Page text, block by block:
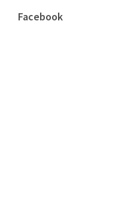
Facebook